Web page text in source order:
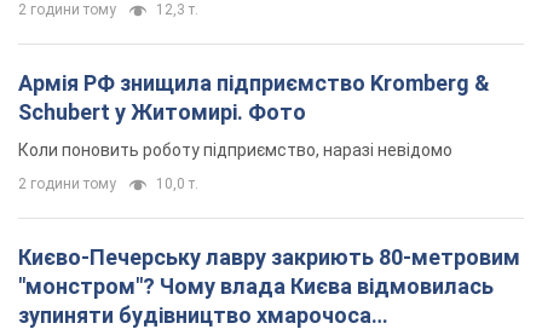
2 години тому 12,3 т.
Армія РФ знищила підприємство Kromberg &
Schubert у Житомирі. Фото
Коли поновить роботу підприємство, наразі невідомо
2 години тому 10,0 т.
Києво-Печерську лавру закриють 80-метровим
"монстром"? Чому влада Києва відмовилась
зупиняти будівництво хмарочоса